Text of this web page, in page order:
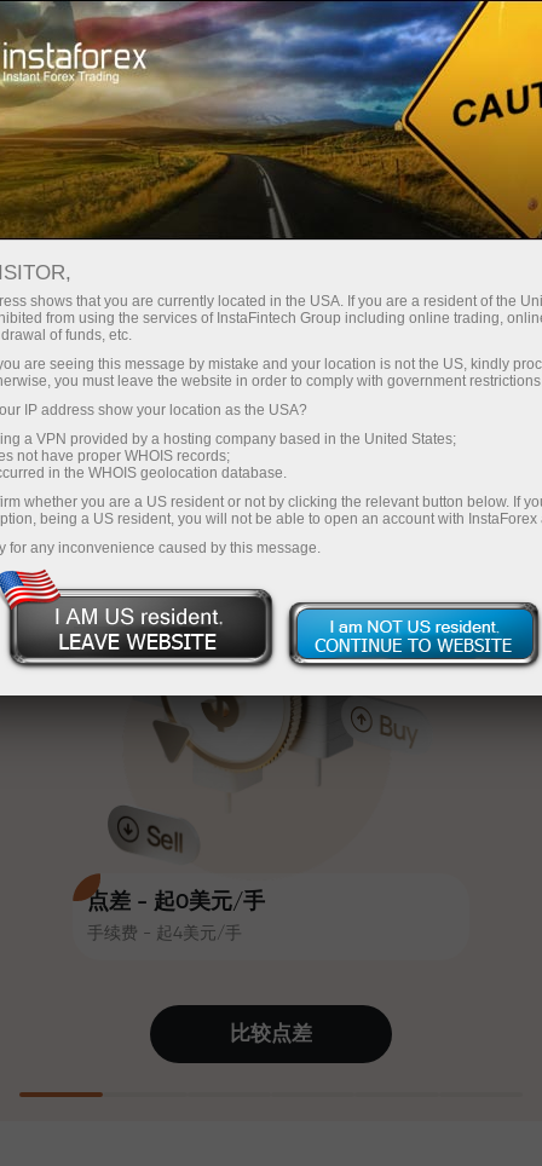
InstaForex
点差 - 起0美元/手
手续费 - 起4美元/手
通过InstaForex获得真正竞争力的机
点差和手续费，以及股票和指数交
易的优惠条件
时可获得高达30%的奖金，并享受
其他促销活动和优惠
赛道速度与交易速度共享相同价值
观。Ales Loprais将刺激与纪律元素
带入交易世界，作为InstaForex合作
伙伴，激励客户实现雄心勃勃的目
值账户即可获得iPhone、MacBook
或梦想旅行
最低
每笔存款
30%奖金
交易速度
与赛道速度
您的专属礼物大奖
充值$333—选择价值高达$1,500的礼物
无风险交易—
我们保证您的利润
最高X1000奖金—市场上最大倍数
比较点差
shows that you are currently located in the USA. If you are a resident of the
from using the services of InstaFintech Group including online trading,
of funds, etc.
are seeing this message by mistake and your location is not the US, kindly
you must leave the website in order to comply with government
IP address show your location as the USA?
a VPN provided by a hosting company based in the United States;
not have proper WHOIS records;
in the WHOIS geolocation database.
whether you are a US resident or not by clicking the relevant button below. If
being a US resident, you will not be able to open an account with InstaForex
for any inconvenience caused by this message.